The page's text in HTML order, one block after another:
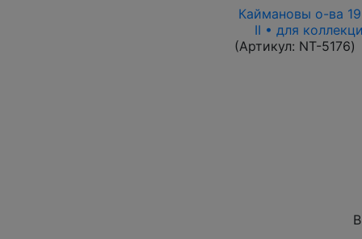
Каймановы о-ва
II • для
(Артикул: NT-5176)